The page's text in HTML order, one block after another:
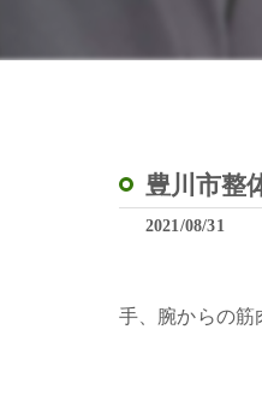
豊川市
2021/08/31
手、腕からの筋